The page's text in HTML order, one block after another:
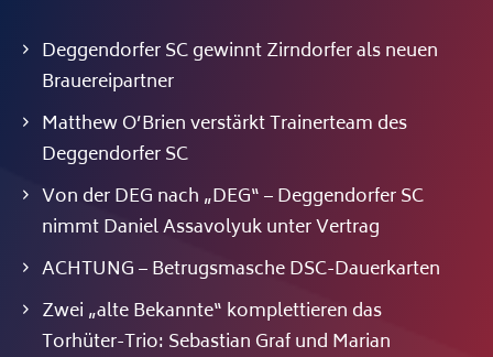
Deggendorfer SC gewinnt Zirndorfer als neuen
Brauereipartner
Matthew O’Brien verstärkt Trainerteam des
Deggendorfer SC
Von der DEG nach „DEG“ – Deggendorfer SC
nimmt Daniel Assavolyuk unter Vertrag
ACHTUNG – Betrugsmasche DSC-Dauerkarten
Zwei „alte Bekannte“ komplettieren das
Torhüter-Trio: Sebastian Graf und Marian